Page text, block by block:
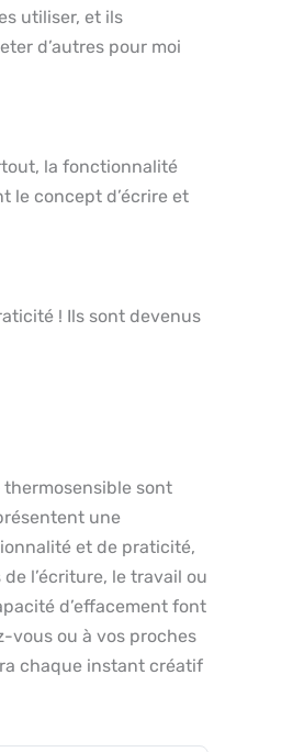
utiliser, et ils
d’autres pour moi
la fonctionnalité
le concept d’écrire et
! Ils sont devenus
thermosensible sont
une
et de praticité,
l’écriture, le travail ou
d’effacement font
vous ou à vos proches
chaque instant créatif